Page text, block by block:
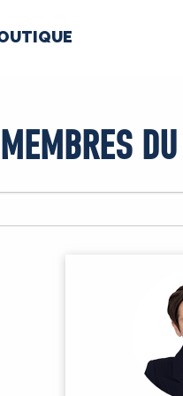
constitutifs